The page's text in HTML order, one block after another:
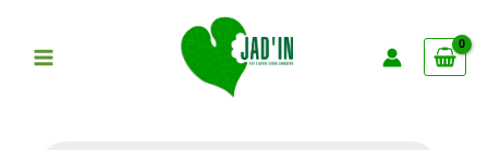
contenu